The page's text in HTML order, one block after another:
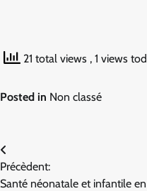
21 total views , 1 views
Posted in Non classé
Navigation
de
Précèdent:
Santé néonatale et infantile en